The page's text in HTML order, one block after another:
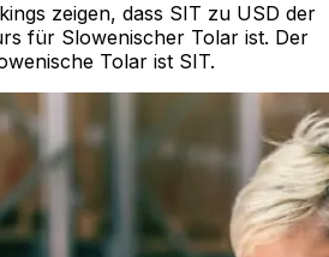
zeigen, dass SIT zu USD der
für Slowenischer Tolar ist. Der
Tolar ist SIT.